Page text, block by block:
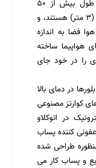
بادبانی دارای اتوکلاوهایی با طول بیش از ۵۰
فوت (۱۵ متر) و عرض ۱۰ فوت (۳ متر) هستند، و
فضا به اندازه
هواپیما ساخته
را در خود جای
در دمای بالا
کوارتز مصنوعی
در اتوکلاو
کننده پساب
طراحی شده
و پساب کار می